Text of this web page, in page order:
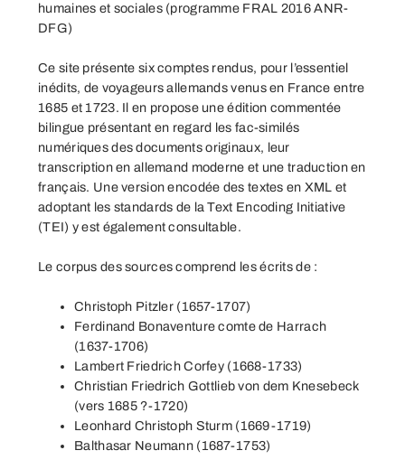
humaines et sociales (programme FRAL 2016 ANR-
DFG)
Ce site présente six comptes rendus, pour l’essentiel
inédits, de voyageurs allemands venus en France entre
1685 et 1723. Il en propose une édition commentée
bilingue présentant en regard les fac-similés
numériques des documents originaux, leur
transcription en allemand moderne et une traduction en
français. Une version encodée des textes en XML et
adoptant les standards de la Text Encoding Initiative
(TEI) y est également consultable.
Le corpus des sources comprend les écrits de :
Christoph Pitzler (1657-1707)
Ferdinand Bonaventure comte de Harrach
(1637-1706)
Lambert Friedrich Corfey (1668-1733)
Christian Friedrich Gottlieb von dem Knesebeck
(vers 1685 ?-1720)
Leonhard Christoph Sturm (1669-1719)
Balthasar Neumann (1687-1753)